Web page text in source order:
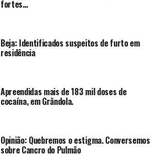
fortes…
Beja: Identificados suspeitos de furto em
residência
Apreendidas mais de 183 mil doses de
cocaína, em Grândola.
Opinião: Quebremos o estigma. Conversemos
sobre Cancro do Pulmão